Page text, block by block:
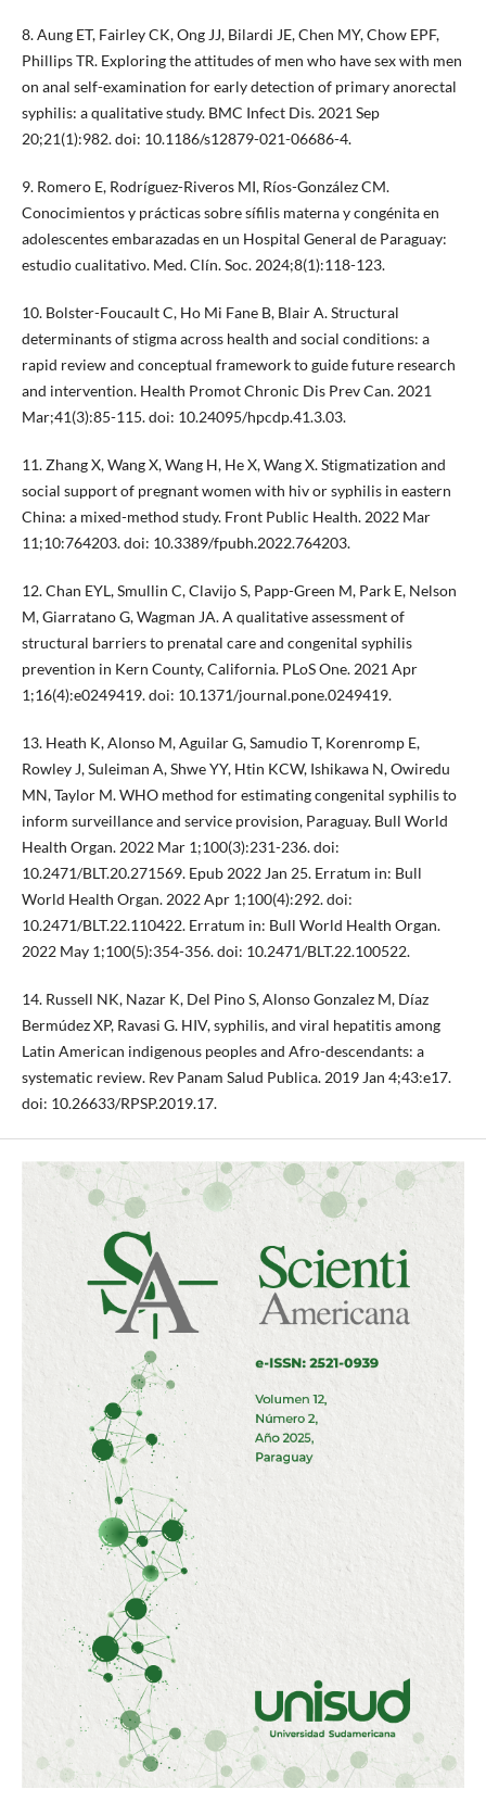
8. Aung ET, Fairley CK, Ong JJ, Bilardi JE, Chen MY, Chow EPF,
Phillips TR. Exploring the attitudes of men who have sex with men
on anal self-examination for early detection of primary anorectal
syphilis: a qualitative study. BMC Infect Dis. 2021 Sep
20;21(1):982. doi: 10.1186/s12879-021-06686-4.
9. Romero E, Rodríguez-Riveros MI, Ríos-González CM.
Conocimientos y prácticas sobre sífilis materna y congénita en
adolescentes embarazadas en un Hospital General de Paraguay:
estudio cualitativo. Med. Clín. Soc. 2024;8(1):118-123.
10. Bolster-Foucault C, Ho Mi Fane B, Blair A. Structural
determinants of stigma across health and social conditions: a
rapid review and conceptual framework to guide future research
and intervention. Health Promot Chronic Dis Prev Can. 2021
Mar;41(3):85-115. doi: 10.24095/hpcdp.41.3.03.
11. Zhang X, Wang X, Wang H, He X, Wang X. Stigmatization and
social support of pregnant women with hiv or syphilis in eastern
China: a mixed-method study. Front Public Health. 2022 Mar
11;10:764203. doi: 10.3389/fpubh.2022.764203.
12. Chan EYL, Smullin C, Clavijo S, Papp-Green M, Park E, Nelson
M, Giarratano G, Wagman JA. A qualitative assessment of
structural barriers to prenatal care and congenital syphilis
prevention in Kern County, California. PLoS One. 2021 Apr
1;16(4):e0249419. doi: 10.1371/journal.pone.0249419.
13. Heath K, Alonso M, Aguilar G, Samudio T, Korenromp E,
Rowley J, Suleiman A, Shwe YY, Htin KCW, Ishikawa N, Owiredu
MN, Taylor M. WHO method for estimating congenital syphilis to
inform surveillance and service provision, Paraguay. Bull World
Health Organ. 2022 Mar 1;100(3):231-236. doi:
10.2471/BLT.20.271569. Epub 2022 Jan 25. Erratum in: Bull
World Health Organ. 2022 Apr 1;100(4):292. doi:
10.2471/BLT.22.110422. Erratum in: Bull World Health Organ.
2022 May 1;100(5):354-356. doi: 10.2471/BLT.22.100522.
14. Russell NK, Nazar K, Del Pino S, Alonso Gonzalez M, Díaz
Bermúdez XP, Ravasi G. HIV, syphilis, and viral hepatitis among
Latin American indigenous peoples and Afro-descendants: a
systematic review. Rev Panam Salud Publica. 2019 Jan 4;43:e17.
doi: 10.26633/RPSP.2019.17.